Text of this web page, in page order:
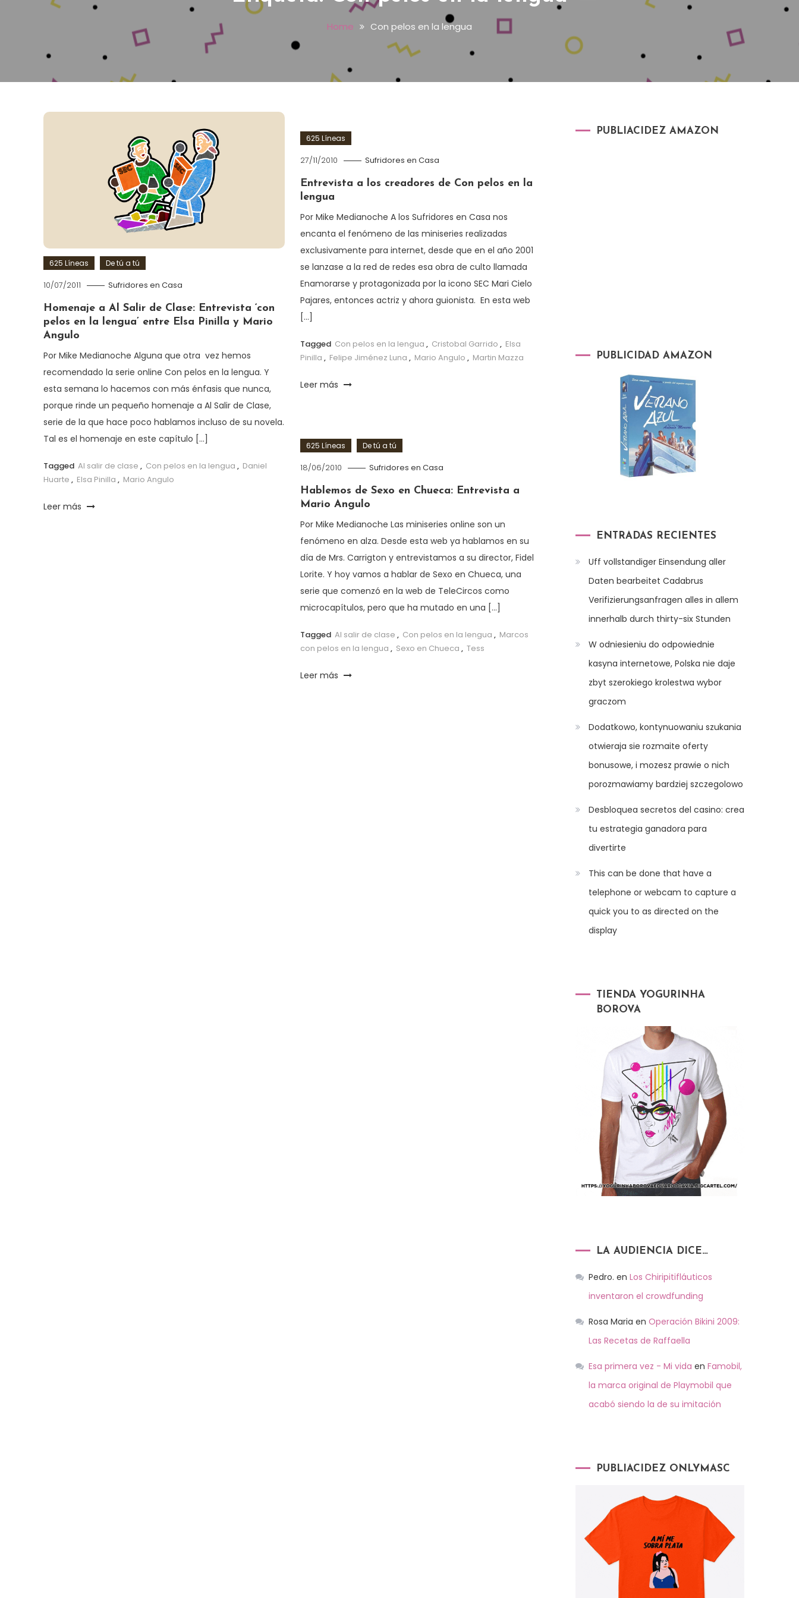
Home Con pelos en la lengua
625 Líneas De tú a tú
10/07/2011 Sufridores en Casa
Homenaje a Al Salir de Clase: Entrevista ‘con
pelos en la lengua’ entre Elsa Pinilla y Mario
Angulo
Por Mike Medianoche Alguna que otra vez hemos
recomendado la serie online Con pelos en la lengua. Y
esta semana lo hacemos con más énfasis que nunca,
porque rinde un pequeño homenaje a Al Salir de Clase,
serie de la que hace poco hablamos incluso de su novela.
Tal es el homenaje en este capítulo […]
Tagged Al salir de clase , Con pelos en la lengua , Daniel
Huarte , Elsa Pinilla , Mario Angulo
Leer más
625 Líneas
27/11/2010 Sufridores en Casa
Entrevista a los creadores de Con pelos en la
lengua
Por Mike Medianoche A los Sufridores en Casa nos
encanta el fenómeno de las miniseries realizadas
exclusivamente para internet, desde que en el año 2001
se lanzase a la red de redes esa obra de culto llamada
Enamorarse y protagonizada por la icono SEC Mari Cielo
Pajares, entonces actriz y ahora guionista. En esta web
[…]
Tagged Con pelos en la lengua , Cristobal Garrido , Elsa
Pinilla , Felipe Jiménez Luna , Mario Angulo , Martin Mazza
Leer más
625 Líneas De tú a tú
18/06/2010 Sufridores en Casa
Hablemos de Sexo en Chueca: Entrevista a
Mario Angulo
Por Mike Medianoche Las miniseries online son un
fenómeno en alza. Desde esta web ya hablamos en su
día de Mrs. Carrigton y entrevistamos a su director, Fidel
Lorite. Y hoy vamos a hablar de Sexo en Chueca, una
serie que comenzó en la web de TeleCircos como
microcapítulos, pero que ha mutado en una […]
Tagged Al salir de clase , Con pelos en la lengua , Marcos
con pelos en la lengua , Sexo en Chueca , Tess
Leer más
PUBLIACIDEZ AMAZON
PUBLICIDAD AMAZON
ENTRADAS RECIENTES
Uff vollstandiger Einsendung aller
Daten bearbeitet Cadabrus
Verifizierungsanfragen alles in allem
innerhalb durch thirty-six Stunden
W odniesieniu do odpowiednie
kasyna internetowe, Polska nie daje
zbyt szerokiego krolestwa wybor
graczom
Dodatkowo, kontynuowaniu szukania
otwieraja sie rozmaite oferty
bonusowe, i mozesz prawie o nich
porozmawiamy bardziej szczegolowo
Desbloquea secretos del casino: crea
tu estrategia ganadora para
divertirte
This can be done that have a
telephone or webcam to capture a
quick you to as directed on the
display
TIENDA YOGURINHA
BOROVA
LA AUDIENCIA DICE…
Pedro. en Los Chiripitifláuticos
inventaron el crowdfunding
Rosa Maria en Operación Bikini 2009:
Las Recetas de Raffaella
Esa primera vez - Mi vida en Famobil,
la marca original de Playmobil que
acabó siendo la de su imitación
PUBLIACIDEZ ONLYMASC